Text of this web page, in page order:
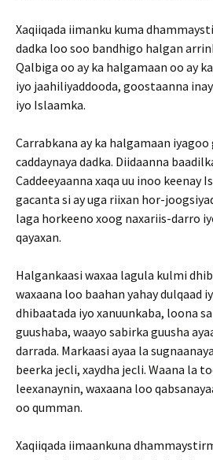
Xaqiiqada iimanku kuma
dadka loo soo bandhigo halgan
Qalbiga oo ay ka halgamaan oo ay
iyo jaahiliyaddooda, goostaanna
iyo Islaamka.
Carrabkana ay ka halgamaan iyagoo
caddaynaya dadka. Diidaanna
Caddeeyaanna xaqa uu inoo keenay
gacanta si ay uga riixan hor-
laga horkeeno xoog naxariis-darro
qayaxan.
Halgankaasi waxaa lagula kulmi
waxaana loo baahan yahay dulqaad
dhibaatada iyo xanuunkaba, loona
guushaba, waayo sabirka guusha
darrada. Markaasi ayaa la
beerka jecli, xaydha jecli. Waana la
leexanaynin, waxaana loo
oo qumman.
Xaqiiqada iimaankuna